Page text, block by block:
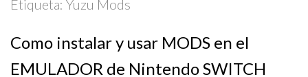
Etiqueta: Yuzu Mods
Como instalar y usar MODS en el
EMULADOR de Nintendo SWITCH